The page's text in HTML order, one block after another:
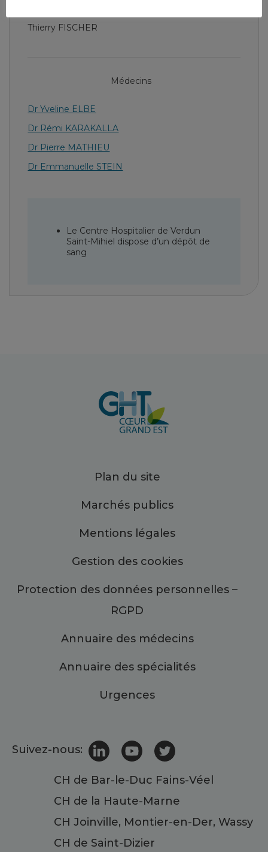
Thierry FISCHER
Médecins
Dr Yveline ELBE
Dr Rémi KARAKALLA
Dr Pierre MATHIEU
Dr Emmanuelle STEIN
Le Centre Hospitalier de Verdun
Saint-Mihiel dispose d’un dépôt de
sang
Plan du site
Marchés publics
Mentions légales
Gestion des cookies
Protection des données personnelles –
RGPD
Annuaire des médecins
Annuaire des spécialités
Urgences
Suivez-nous:
CH de Bar-le-Duc Fains-Véel
CH de la Haute-Marne
CH Joinville, Montier-en-Der, Wassy
CH de Saint-Dizier